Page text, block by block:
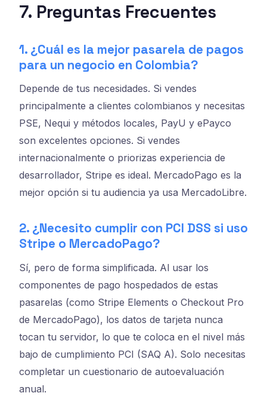
7. Preguntas Frecuentes
1. ¿Cuál es la mejor pasarela de pagos
para un negocio en Colombia?
Depende de tus necesidades. Si vendes
principalmente a clientes colombianos y necesitas
PSE, Nequi y métodos locales, PayU y ePayco
son excelentes opciones. Si vendes
internacionalmente o priorizas experiencia de
desarrollador, Stripe es ideal. MercadoPago es la
mejor opción si tu audiencia ya usa MercadoLibre.
2. ¿Necesito cumplir con PCI DSS si uso
Stripe o MercadoPago?
Sí, pero de forma simplificada. Al usar los
componentes de pago hospedados de estas
pasarelas (como Stripe Elements o Checkout Pro
de MercadoPago), los datos de tarjeta nunca
tocan tu servidor, lo que te coloca en el nivel más
bajo de cumplimiento PCI (SAQ A). Solo necesitas
completar un cuestionario de autoevaluación
anual.